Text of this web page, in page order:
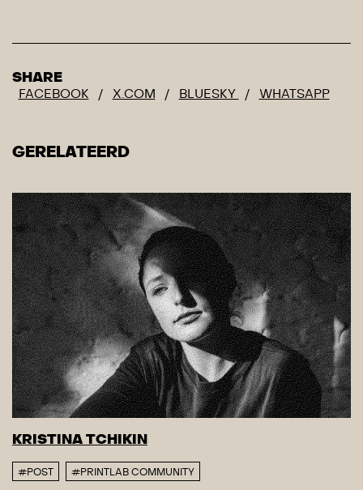
SHARE
FACEBOOK / X.COM / BLUESKY / WHATSAPP
GERELATEERD
KRISTINA TCHIKIN
#POST #PRINTLAB COMMUNITY